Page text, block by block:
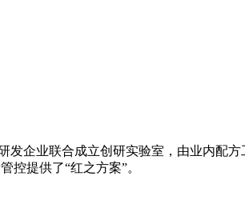
企业联合成立创研实验室，由业内配
控提供了“红之方案”。